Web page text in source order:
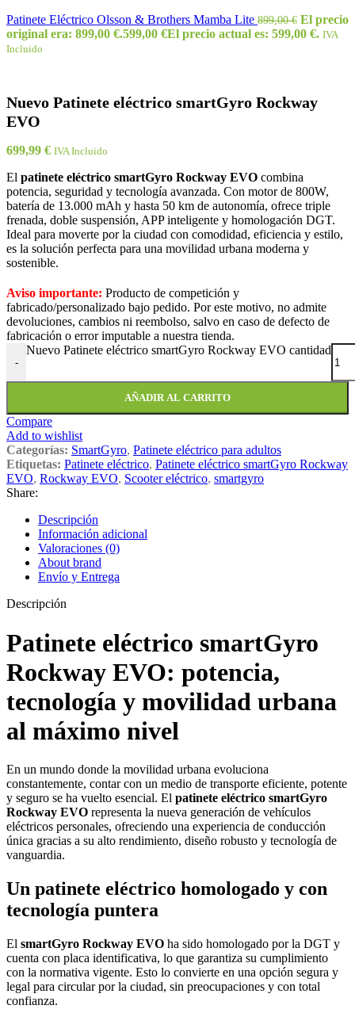
Patinete Eléctrico Olsson & Brothers Mamba Lite 899,00€ El precio
original era: 899,00 €.599,00 €El precio actual es: 599,00 €. IVA
Incluido
Nuevo Patinete eléctrico smartGyro Rockway
EVO
699,99 € IVA Incluido
El patinete eléctrico smartGyro Rockway EVO combina
potencia, seguridad y tecnología avanzada. Con motor de 800W,
batería de 13.000 mAh y hasta 50 km de autonomía, ofrece triple
frenada, doble suspensión, APP inteligente y homologación DGT.
Ideal para moverte por la ciudad con comodidad, eficiencia y estilo,
es la solución perfecta para una movilidad urbana moderna y
sostenible.
Aviso importante: Producto de competición y
fabricado/personalizado bajo pedido. Por este motivo, no admite
devoluciones, cambios ni reembolso, salvo en caso de defecto de
fabricación o error imputable a nuestra tienda.
-
Nuevo Patinete eléctrico smartGyro Rockway EVO cantidad
AÑADIR AL CARRITO
Compare
Add to wishlist
Categorías: SmartGyro, Patinete eléctrico para adultos
Etiquetas: Patinete eléctrico, Patinete eléctrico smartGyro Rockway
EVO, Rockway EVO, Scooter eléctrico, smartgyro
Share:
Descripción
Información adicional
Valoraciones (0)
About brand
Envío y Entrega
Descripción
Patinete eléctrico smartGyro
Rockway EVO: potencia,
tecnología y movilidad urbana
al máximo nivel
En un mundo donde la movilidad urbana evoluciona
constantemente, contar con un medio de transporte eficiente, potente
y seguro se ha vuelto esencial. El patinete eléctrico smartGyro
Rockway EVO representa la nueva generación de vehículos
eléctricos personales, ofreciendo una experiencia de conducción
única gracias a su alto rendimiento, diseño robusto y tecnología de
vanguardia.
Un patinete eléctrico homologado y con
tecnología puntera
El smartGyro Rockway EVO ha sido homologado por la DGT y
cuenta con placa identificativa, lo que garantiza su cumplimiento
con la normativa vigente. Esto lo convierte en una opción segura y
legal para circular por la ciudad, sin preocupaciones y con total
confianza.